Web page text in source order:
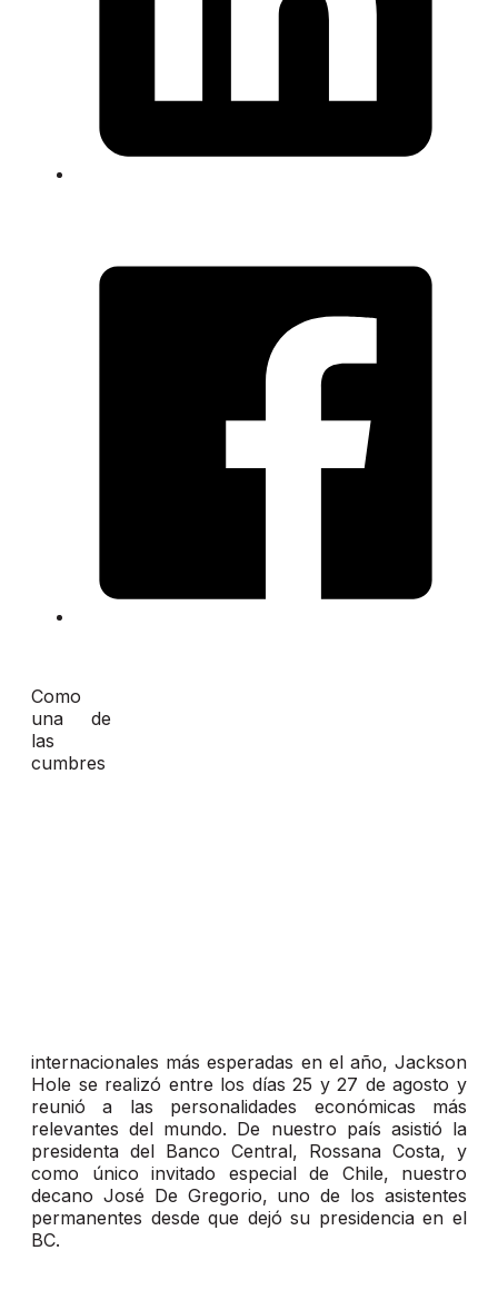
Como
una de
las
cumbres
internacionales más esperadas en el año, Jackson
Hole se realizó entre los días 25 y 27 de agosto y
reunió a las personalidades económicas más
relevantes del mundo. De nuestro país asistió la
presidenta del Banco Central, Rossana Costa, y
como único invitado especial de Chile, nuestro
decano José De Gregorio, uno de los asistentes
permanentes desde que dejó su presidencia en el
BC.